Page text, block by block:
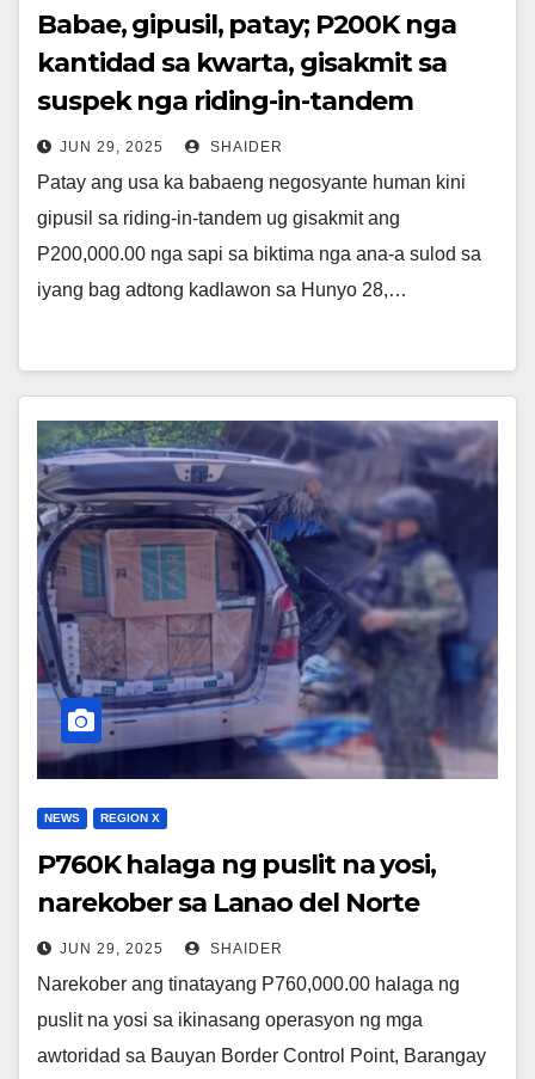
Babae, gipusil, patay; P200K nga
kantidad sa kwarta, gisakmit sa
suspek nga riding-in-tandem
JUN 29, 2025 SHAIDER
Patay ang usa ka babaeng negosyante human kini
gipusil sa riding-in-tandem ug gisakmit ang
P200,000.00 nga sapi sa biktima nga ana-a sulod sa
iyang bag adtong kadlawon sa Hunyo 28,…
NEWS REGION X
P760K halaga ng puslit na yosi,
narekober sa Lanao del Norte
JUN 29, 2025 SHAIDER
Narekober ang tinatayang P760,000.00 halaga ng
puslit na yosi sa ikinasang operasyon ng mga
awtoridad sa Bauyan Border Control Point, Barangay